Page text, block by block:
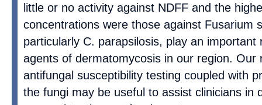
little or no activity against NDFF and the
concentrations were those against Fusarium
particularly C. parapsilosis, play an important
agents of dermatomycosis in our region. Our
antifungal susceptibility testing coupled with
the fungi may be useful to assist clinicians in